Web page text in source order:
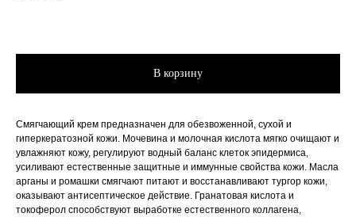
В корзину
Смягчающий крем предназначен для обезвоженной, сухой и
гиперкератозной кожи. Мочевина и молочная кислота мягко очищают и
увлажняют кожу, регулируют водный баланс клеток эпидермиса,
усиливают естественные защитные и иммунные свойства кожи. Масла
арганы и ромашки смягчают питают и восстанавливают тургор кожи,
оказывают антисептическое действие. Гранатовая кислота и
токоферол способствуют выработке естественного коллагена,